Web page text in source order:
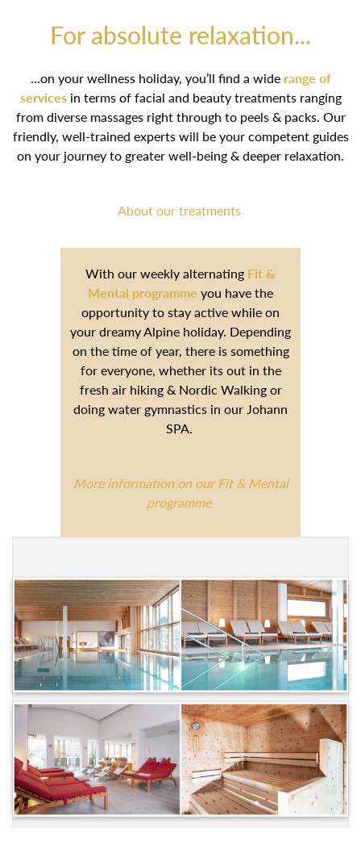
For absolute relaxation...
...on your wellness holiday, you’ll find a widerange of
servicesin terms of facial and beauty treatments ranging
from diverse massages right through to peels & packs. Our
friendly, well-trained experts will be your competent guides
on your journey to greater well-being & deeper relaxation.
About our treatments
With our weekly alternating Fit &
Mental programme you have the
opportunity to stay active while on your
dreamy Alpine holiday. Depending on
the time of year, there is something for
everyone, whether its out in the fresh
air hiking & Nordic Walking or doing
water gymnastics in our Johann SPA.
programme